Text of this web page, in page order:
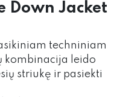
Down Jacket
techniniam
kombinacija leido
striukę ir pasiekti